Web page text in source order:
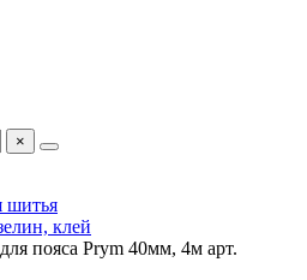
×
шитья
клей
пояса Prym 40мм, 4м арт.